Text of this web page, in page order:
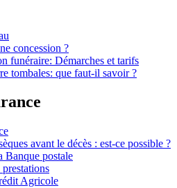
concession ?
funéraire: Démarches et tarifs
tombales: que faut-il savoir ?
avant le décès : est-ce possible ?
Banque postale
Agricole